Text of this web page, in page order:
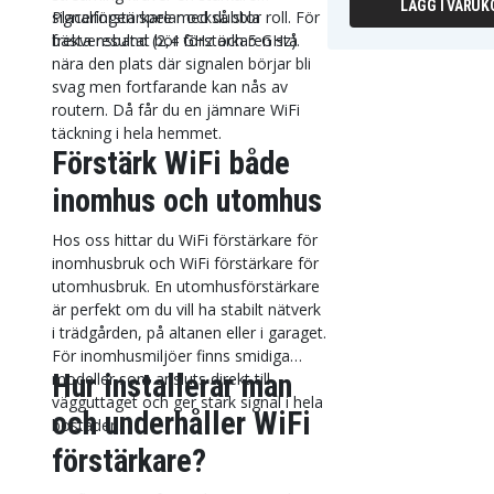
signalförstärkare med dubbla
frekvensband (2,4 GHz och 5 GHz).
Placeringen spelar också stor roll. För
bästa resultat bör förstärkaren stå
nära den plats där signalen börjar bli
svag men fortfarande kan nås av
routern. Då får du en jämnare WiFi
täckning i hela hemmet.
Förstärk WiFi både
inomhus och utomhus
Hos oss hittar du WiFi förstärkare för
inomhusbruk och WiFi förstärkare för
utomhusbruk. En utomhusförstärkare
är perfekt om du vill ha stabilt nätverk
i trädgården, på altanen eller i garaget.
För inomhusmiljöer finns smidiga
modeller som ansluts direkt till
vägguttaget och ger stark signal i hela
bostaden.
Hur installerar man
och underhåller WiFi
förstärkare?
LÄGG I